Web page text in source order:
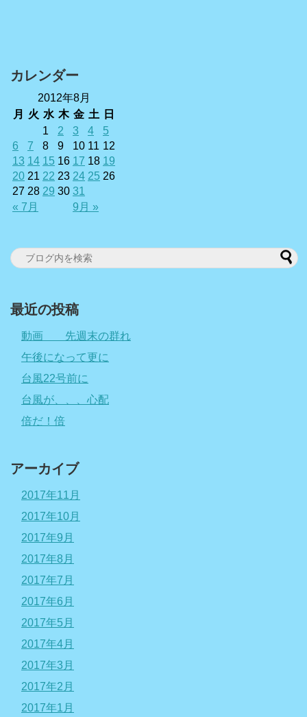
カレンダー
2012年8月
月
火 水 木 金 土 日
« 7月 9月 »
1 2 3 4
5
6
7 8 9 10 11 12
13 14 15 16 17 18 19
20 21 22 23 24 25 26
27 28 29 30 31
最近の投稿
動画 先週末の群れ
午後になって更に
台風22号前に
台風が、、、心配
倍だ！倍
アーカイブ
2017年11月
2017年10月
2017年9月
2017年8月
2017年7月
2017年6月
2017年5月
2017年4月
2017年3月
2017年2月
2017年1月